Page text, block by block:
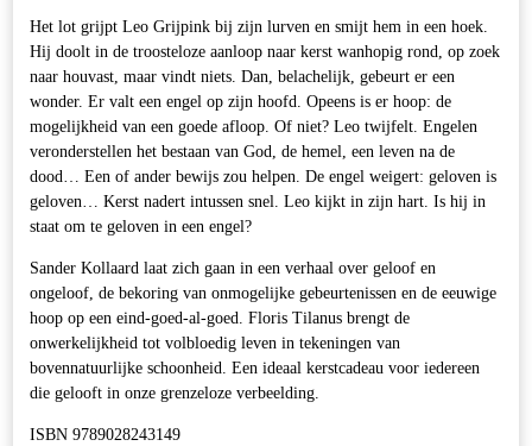
Het lot grijpt Leo Grijpink bij zijn lurven en smijt hem in een hoek.
Hij doolt in de troosteloze aanloop naar kerst wanhopig rond, op zoek
naar houvast, maar vindt niets. Dan, belachelijk, gebeurt er een
wonder. Er valt een engel op zijn hoofd. Opeens is er hoop: de
mogelijkheid van een goede afloop. Of niet? Leo twijfelt. Engelen
veronderstellen het bestaan van God, de hemel, een leven na de
dood… Een of ander bewijs zou helpen. De engel weigert: geloven is
geloven… Kerst nadert intussen snel. Leo kijkt in zijn hart. Is hij in
staat om te geloven in een engel?
Sander Kollaard laat zich gaan in een verhaal over geloof en
ongeloof, de bekoring van onmogelijke gebeurtenissen en de eeuwige
hoop op een eind-goed-al-goed. Floris Tilanus brengt de
onwerkelijkheid tot volbloedig leven in tekeningen van
bovennatuurlijke schoonheid. Een ideaal kerstcadeau voor iedereen
die gelooft in onze grenzeloze verbeelding.
ISBN 9789028243149